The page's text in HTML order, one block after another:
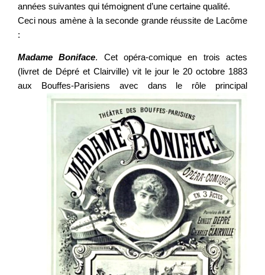
années suivantes qui témoignent d’une certaine qualité.
Ceci nous amène à la seconde grande réussite de Lacôme
:
Madame Boniface. Cet opéra-comique en trois actes
(livret de Dépré et Clairville) vit le jour le 20 octobre 1883
aux Bouffes-Parisiens avec dans le rôle principal